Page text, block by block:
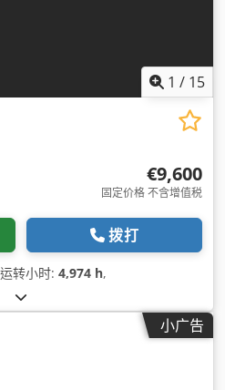
1 / 15
€9,600
固定价格 不含增值税
拨打
转小时: 4,974 h,
小广告